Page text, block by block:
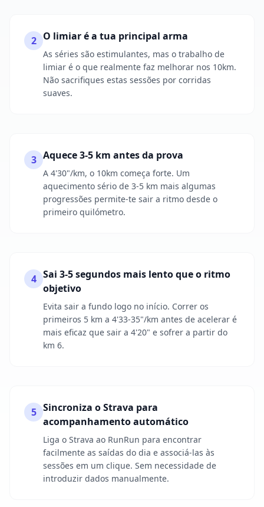
2 O limiar é a tua principal arma
As séries são estimulantes, mas o trabalho de
limiar é o que realmente faz melhorar nos 10km.
Não sacrifiques estas sessões por corridas
suaves.
3 Aquece 3-5 km antes da prova
A 4'30"/km, o 10km começa forte. Um
aquecimento sério de 3-5 km mais algumas
progressões permite-te sair a ritmo desde o
primeiro quilómetro.
4 Sai 3-5 segundos mais lento que o ritmo
objetivo
Evita sair a fundo logo no início. Correr os
primeiros 5 km a 4'33-35"/km antes de acelerar é
mais eficaz que sair a 4'20" e sofrer a partir do
km 6.
5 Sincroniza o Strava para
acompanhamento automático
Liga o Strava ao RunRun para encontrar
facilmente as saídas do dia e associá-las às
sessões em um clique. Sem necessidade de
introduzir dados manualmente.